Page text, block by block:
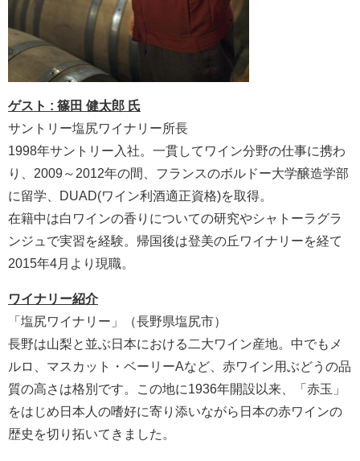
ゲスト : 篠田 健太郎 氏
サントリー塩尻ワイナリー所長
1998年サントリー入社。一貫してワイン分野の仕事に携わ
り、2009～2012年の間、フランスのボルドー大学醸造学部
に留学、DUAD(ワイン利酒適正資格)を取得。
在籍中は白ワインの香りについての研究やシャトーラグラ
ンジュで実習を経験。帰国後は登美の丘ワイナリーを経て
2015年4月より現職。
ワイナリー紹介
「塩尻ワイナリー」（長野県塩尻市）
長野は山梨と並ぶ日本における二大ワイン産地。中でもメ
ルロ、マスカット・ベーリーAなど、赤ワイン用ぶどうの品
質の高さは格別です。この地に1936年開設以来、「赤玉」
をはじめ日本人の嗜好に寄り添いながら日本の赤ワインの
歴史を切り拓いてきました。